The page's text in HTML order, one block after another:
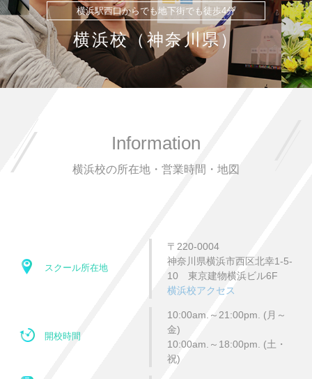
横浜駅西口からでも地下街でも徒歩4分
横浜校（神奈川県）
Information
横浜校の所在地・営業時間・地図
スクール所在地
〒220-0004
神奈川県横浜市西区北幸1-5-
10 東京建物横浜ビル6F
横浜校アクセス
開校時間
10:00am.～21:00pm. (月～
金)
10:00am.～18:00pm. (土・
祝)